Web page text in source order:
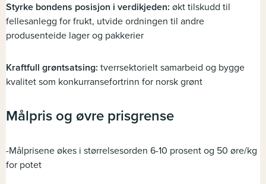
Styrke bondens posisjon i verdikjeden: økt tilskudd til
fellesanlegg for frukt, utvide ordningen til andre
produsenteide lager og pakkerier
Kraftfull grøntsatsing: tverrsektorielt samarbeid og bygge
kvalitet som konkurransefortrinn for norsk grønt
Målpris og øvre prisgrense
-Målprisene økes i størrelsesorden 6-10 prosent og 50 øre/kg
for potet